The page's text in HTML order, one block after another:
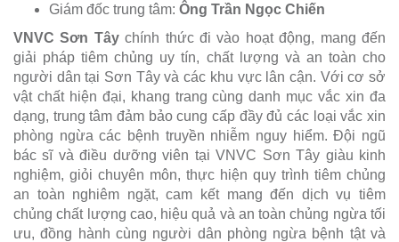
Giám đốc trung tâm: Ông Trần Ngọc Chiến
VNVC Sơn Tâychính thức đi vào hoạt động, mang đến
giải pháp tiêm chủng uy tín, chất lượng và an toàn cho
người dân tại Sơn Tây và các khu vực lân cận. Với cơ sở
vật chất hiện đại, khang trang cùng danh mục vắc xin đa
dạng, trung tâm đảm bảo cung cấp đầy đủ các loại vắc xin
phòng ngừa các bệnh truyền nhiễm nguy hiểm. Đội ngũ
bác sĩ và điều dưỡng viên tại VNVC Sơn Tây giàu kinh
nghiệm, giỏi chuyên môn, thực hiện quy trình tiêm chủng
an toàn nghiêm ngặt, cam kết mang đến dịch vụ tiêm
chủng chất lượng cao, hiệu quả và an toàn chủng ngừa tối
ưu, đồng hành cùng người dân phòng ngừa bệnh tật và